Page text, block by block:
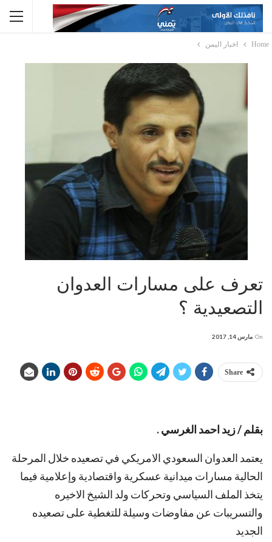
Home اخبار اليمن
تعرف على مسارات العدوان
التصعيدية ؟
On مارس 14, 2017
Share
بقلم / زيد احمد الغرسي .
يعتمد العدوان السعودي الامريكي في تصعيده خلال المرحلة
الحالية مسارات ميدانية عسكرية واقتصادية وإعلامية فيما
يتخذ الملف السياسي وتحركات ولد الشيخ الاخيره
والتسريبات عن مفاوضات وسيلة للتغطية على تصعيده
الجديد